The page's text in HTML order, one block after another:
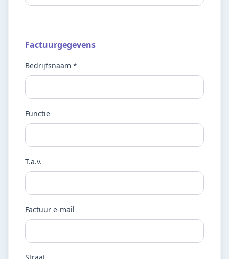
Factuurgegevens
Bedrijfsnaam *
Functie
T.a.v.
Factuur e-mail